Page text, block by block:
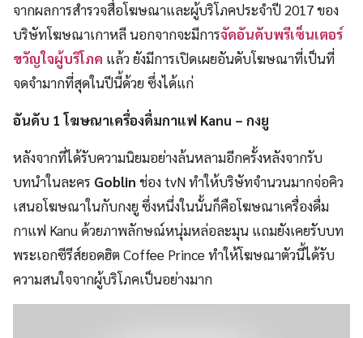
จากผลการสำรวจสื่อโฆษณาและผู้บริโภคประจำปี 2017 ของ
บริษัทโฆษณาเกาหลี นอกจากจะมีการจัดอันดับพรีเซ็นเตอร์
ขวัญใจผู้บริโภค แล้ว ยังมีการเปิดเผยอันดับโฆษณาที่เป็นที่
จดจำมากที่สุดในปีนี้ด้วย ซึ่งได้แก่
อันดับ 1 โฆษณาเครื่องดื่มกาแฟ Kanu – กงยู
หลังจากที่ได้รับความนิยมอย่างล้นหลามอีกครั้งหลังจากรับ
บทนำในละคร Goblin ช่อง tvN ทำให้บริษัทจำนวนมากจ่อคิว
เสนอโฆษณาในกับกงยู ซึ่งหนึ่งในนั้นก็คือโฆษณาเครื่องดื่ม
กาแฟ Kanu ด้วยภาพลักษณ์หนุ่มหล่อละมุน แถมยังเคยรับบท
พระเอกซีรีส์ยอดฮิต Coffee Prince ทำให้โฆษณาตัวนี้ได้รับ
ความสนใจจากผู้บริโภคเป็นอย่างมาก